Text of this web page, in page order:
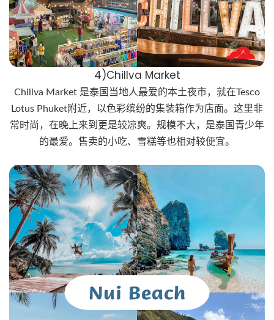
4)Chillva Market
Chillva Market 是泰国当地人最爱的本土夜市，就在Tesco
Lotus Phuket附近，以色彩缤纷的集装箱作为店面。这里非
常时尚，在晚上来到更是较凉爽。规模不大，是泰国青少年
的最爱。售卖的小吃、雪糕等也相对较便宜。